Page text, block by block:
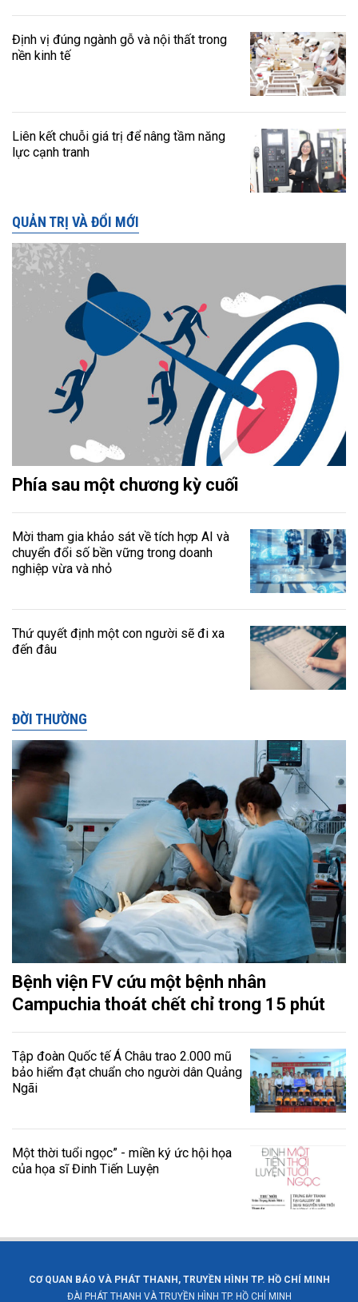
Định vị đúng ngành gỗ và nội thất trong
nền kinh tế
Liên kết chuỗi giá trị để nâng tầm năng
lực cạnh tranh
QUẢN TRỊ VÀ ĐỔI MỚI
Phía sau một chương kỳ cuối
Mời tham gia khảo sát về tích hợp AI và
chuyển đổi số bền vững trong doanh
nghiệp vừa và nhỏ
Thứ quyết định một con người sẽ đi xa
đến đâu
ĐỜI THƯỜNG
Bệnh viện FV cứu một bệnh nhân
Campuchia thoát chết chỉ trong 15 phút
Tập đoàn Quốc tế Á Châu trao 2.000 mũ
bảo hiểm đạt chuẩn cho người dân Quảng
Ngãi
Một thời tuổi ngọc” - miền ký ức hội họa
của họa sĩ Đinh Tiến Luyện
CƠ QUAN BÁO VÀ PHÁT THANH, TRUYỀN HÌNH TP. HỒ CHÍ MINH
ĐÀI PHÁT THANH VÀ TRUYỀN HÌNH TP. HỒ CHÍ MINH